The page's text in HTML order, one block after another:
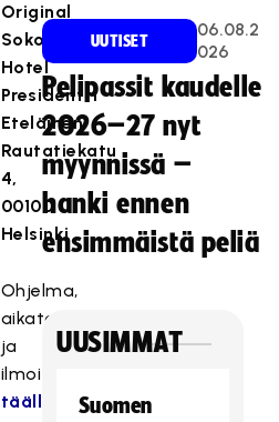
Original
Sokos
Hotel
Presidentti
Eteläinen
Rautatiekatu
4,
00100
Helsinki
Ohjelma,
aikataulu
ja
ilmoittautuminen
täällä
UUTISET
06.08.2
026
Pelipassit kaudelle
2026–27 nyt
myynnissä –
hanki ennen
ensimmäistä peliä
UUSIMMAT
Suomen